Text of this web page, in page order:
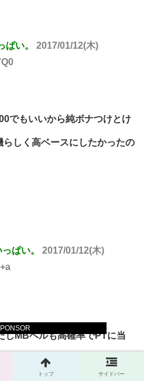
い。
2017/01/12(木)
でもいいから純ボナつけとけ
しく高ベースにしたかったの
ぱい。
2017/01/12(木)
しMBベルも高確率でPTに当
んじゃないかな。
トップ サイドバー